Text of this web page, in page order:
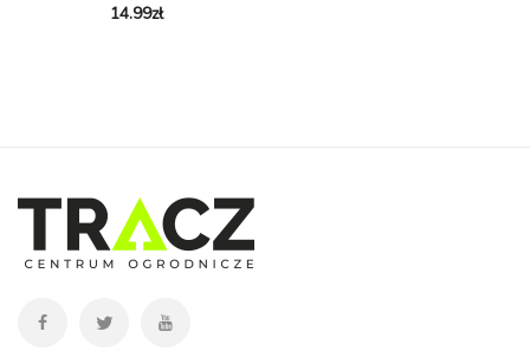
14.99zł